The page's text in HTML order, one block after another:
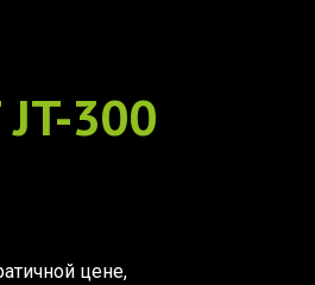
JT-300
цене,